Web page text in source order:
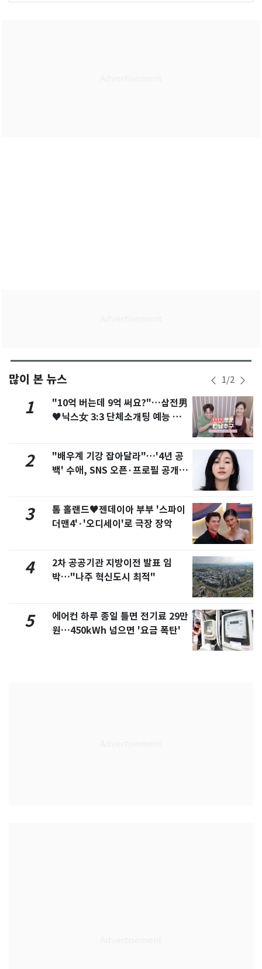
많이 본 뉴스 1/2
1
"10억 버는데 9억 써요?"…삼전男
♥닉스女 3:3 단체소개팅 예능 화
2
"배우계 기강 잡아달라"…'4년 공
백' 수애, SNS 오픈·프로필 공개
3
톰 홀랜드♥젠데이아 부부 '스파이
더맨4'·'오디세이'로 극장 장악
4
2차 공공기관 지방이전 발표 임
박…"나주 혁신도시 최적"
5
에어컨 하루 종일 틀면 전기료 29만
원…450kWh 넘으면 '요금 폭탄'